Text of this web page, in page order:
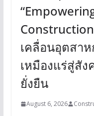
เคลื่อนอุตสา
เหมืองแร่สู่สั
ยั่งยืน
August 6, 2026